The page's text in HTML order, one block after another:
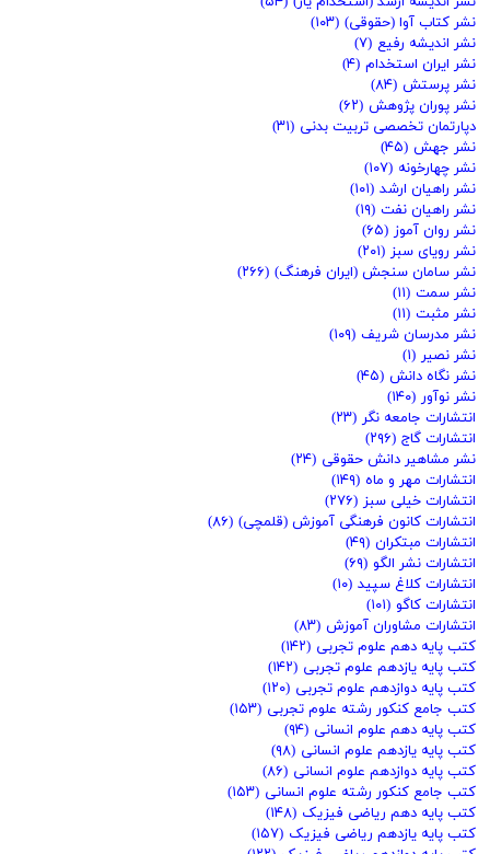
نشر کتاب آوا (حقوقی) (۱۰۳)
نشر اندیشه رفیع (۷)
نشر ایران استخدام (۴)
نشر پرستش (۸۴)
نشر پوران پژوهش (۶۲)
دپارتمان تخصصی تربیت بدنی (۳۱)
نشر جهش (۴۵)
نشر چهارخونه (۱۰۷)
نشر راهیان ارشد (۱۰۱)
نشر راهیان نفت (۱۹)
نشر روان آموز (۶۵)
نشر رویای سبز (۲۰۱)
نشر سامان سنجش (ایران فرهنگ) (۲۶۶)
نشر سمت (۱۱)
نشر مثبت (۱۱)
نشر مدرسان شریف (۱۰۹)
نشر نصیر (۱)
نشر نگاه دانش (۴۵)
نشر نوآور (۱۴۰)
انتشارات جامعه نگر (۲۳)
انتشارات گاج (۲۹۶)
نشر مشاهیر دانش حقوقی (۲۴)
انتشارات مهر و ماه (۱۴۹)
انتشارات خیلی سبز (۲۷۶)
انتشارات کانون فرهنگی آموزش (قلمچی) (۸۶)
انتشارات مبتکران (۴۹)
انتشارات نشر الگو (۶۹)
انتشارات کلاغ سپید (۱۰)
انتشارات کاگو (۱۰۱)
انتشارات مشاوران آموزش (۸۳)
کتب پایه دهم علوم تجربی (۱۴۲)
کتب پایه یازدهم علوم تجربی (۱۴۲)
کتب پایه دوازدهم علوم تجربی (۱۲۰)
کتب جامع کنکور رشته علوم تجربی (۱۵۳)
کتب پایه دهم علوم انسانی (۹۴)
کتب پایه یازدهم علوم انسانی (۹۸)
کتب پایه دوازدهم علوم انسانی (۸۶)
کتب جامع کنکور رشته علوم انسانی (۱۵۳)
کتب پایه دهم ریاضی فیزیک (۱۴۸)
کتب پایه یازدهم ریاضی فیزیک (۱۵۷)